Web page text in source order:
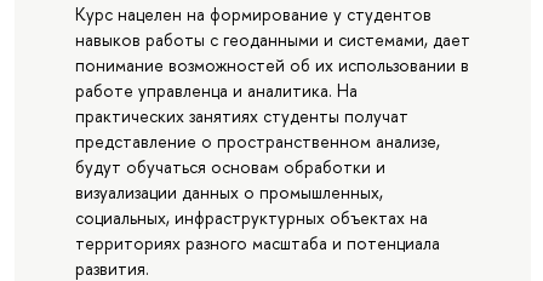
Курс нацелен на формирование у студентов
навыков работы с геоданными и системами, дает
понимание возможностей об их использовании в
работе управленца и аналитика. На
практических занятиях студенты получат
представление о пространственном анализе,
будут обучаться основам обработки и
визуализации данных о промышленных,
социальных, инфраструктурных объектах на
территориях разного масштаба и потенциала
развития.